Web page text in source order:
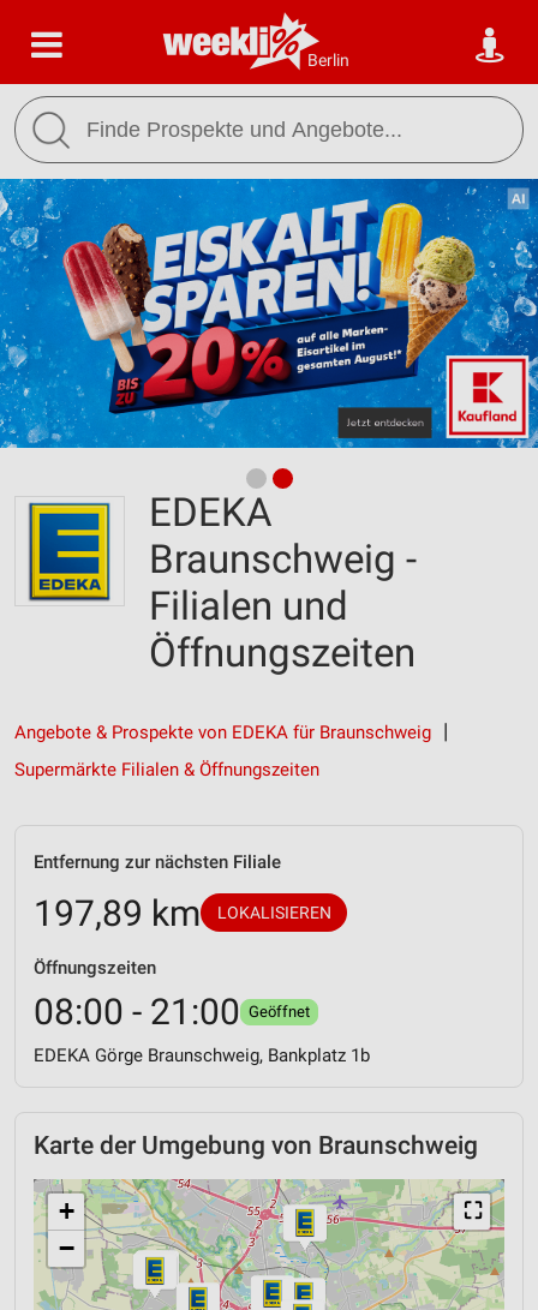
Berlin
EDEKA
Braunschweig -
Filialen und
Öffnungszeiten
Angebote & Prospekte von EDEKA für Braunschweig
Supermärkte Filialen & Öffnungszeiten
Entfernung zur nächsten Filiale
197,89 km LOKALISIEREN
Öffnungszeiten
08:00 - 21:00 Geöffnet
EDEKA Görge Braunschweig, Bankplatz 1b
Karte der Umgebung von Braunschweig
⛶
+
−